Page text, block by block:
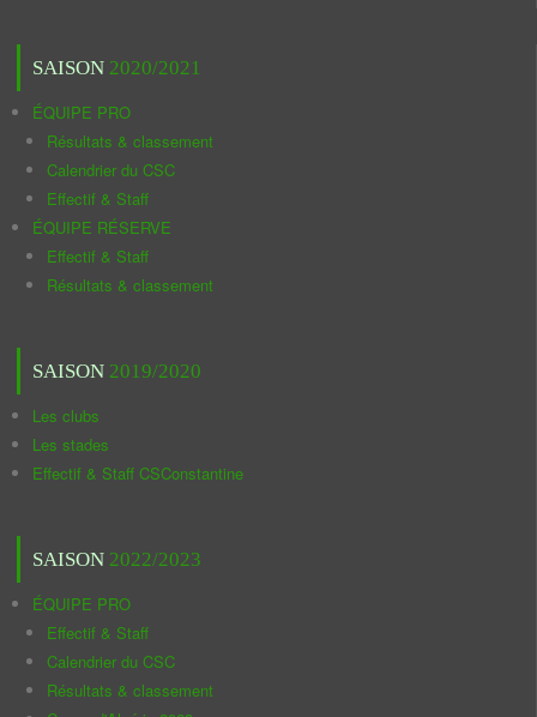
SAISON 2020/2021
ÉQUIPE PRO
Résultats & classement
Calendrier du CSC
Effectif & Staff
ÉQUIPE RÉSERVE
Effectif & Staff
Résultats & classement
SAISON 2019/2020
Les clubs
Les stades
Effectif & Staff CSConstantine
SAISON 2022/2023
ÉQUIPE PRO
Effectif & Staff
Calendrier du CSC
Résultats & classement